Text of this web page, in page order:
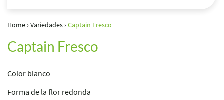
Home›Variedades›Captain Fresco
Captain Fresco
Color blanco
Forma de la flor redonda